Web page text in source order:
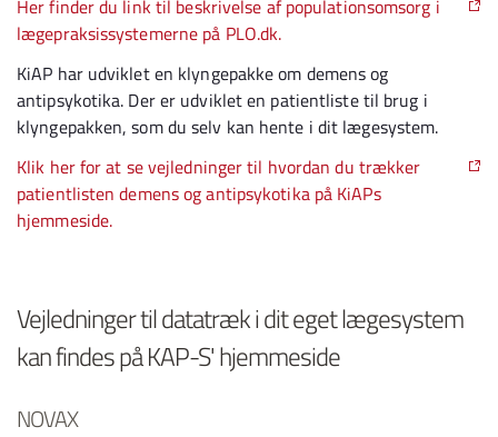
Her finder du link til beskrivelse af populationsomsorg i
lægepraksissystemerne på PLO.dk.
KiAP har udviklet en klyngepakke om demens og
antipsykotika. Der er udviklet en patientliste til brug i
klyngepakken, som du selv kan hente i dit lægesystem.
Klik her for at se vejledninger til hvordan du trækker
patientlisten demens og antipsykotika på KiAPs
hjemmeside.
Vejledninger til datatræk i dit eget lægesystem
kan findes på KAP-S' hjemmeside
NOVAX